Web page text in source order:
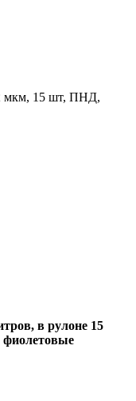
мкм, 15 шт, ПНД,
в рулоне 15